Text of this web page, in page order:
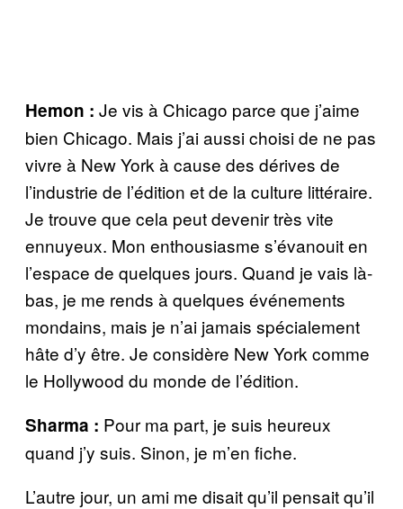
Hemon : Je vis à Chicago parce que j’aime
bien Chicago. Mais j’ai aussi choisi de ne pas
vivre à New York à cause des dérives de
l’industrie de l’édition et de la culture littéraire.
Je trouve que cela peut devenir très vite
ennuyeux. Mon enthousiasme s’évanouit en
l’espace de quelques jours. Quand je vais là-
bas, je me rends à quelques événements
mondains, mais je n’ai jamais spécialement
hâte d’y être. Je considère New York comme
le Hollywood du monde de l’édition.
Sharma : Pour ma part, je suis heureux
quand j’y suis. Sinon, je m’en fiche.
L’autre jour, un ami me disait qu’il pensait qu’il